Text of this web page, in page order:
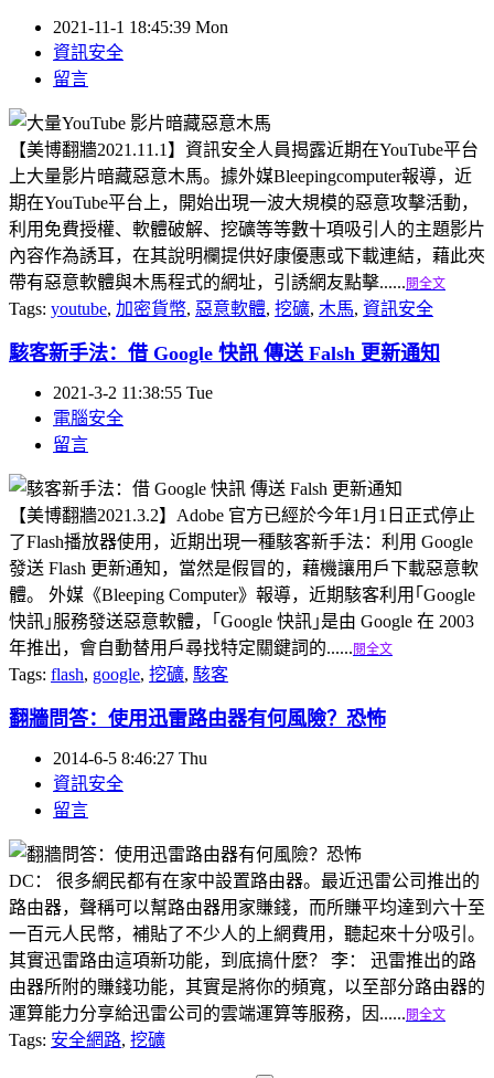
2021-11-1 18:45:39 Mon
資訊安全
留言
【美博翻牆2021.11.1】資訊安全人員揭露近期在YouTube平台
上大量影片暗藏惡意木馬。據外媒Bleepingcomputer報導，近
期在YouTube平台上，開始出現一波大規模的惡意攻擊活動，
利用免費授權、軟體破解、挖礦等等數十項吸引人的主題影片
內容作為誘耳，在其說明欄提供好康優惠或下載連結，藉此夾
帶有惡意軟體與木馬程式的網址，引誘網友點擊...... 閱全文
Tags: youtube, 加密貨幣, 惡意軟體, 挖礦, 木馬, 資訊安全
駭客新手法：借 Google 快訊 傳送 Falsh 更新通知
2021-3-2 11:38:55 Tue
電腦安全
留言
【美博翻牆2021.3.2】Adobe 官方已經於今年1月1日正式停止
了Flash播放器使用，近期出現一種駭客新手法：利用 Google
發送 Flash 更新通知，當然是假冒的，藉機讓用戶下載惡意軟
體。 外媒《Bleeping Computer》報導，近期駭客利用｢Google
快訊｣服務發送惡意軟體，｢Google 快訊｣是由 Google 在 2003
年推出，會自動替用戶尋找特定關鍵詞的...... 閱全文
Tags: flash, google, 挖礦, 駭客
翻牆問答：使用迅雷路由器有何風險？恐怖
2014-6-5 8:46:27 Thu
資訊安全
留言
DC： 很多網民都有在家中設置路由器。最近迅雷公司推出的
路由器，聲稱可以幫路由器用家賺錢，而所賺平均達到六十至
一百元人民幣，補貼了不少人的上網費用，聽起來十分吸引。
其實迅雷路由這項新功能，到底搞什麼？ 李： 迅雷推出的路
由器所附的賺錢功能，其實是將你的頻寬，以至部分路由器的
運算能力分享給迅雷公司的雲端運算等服務，因...... 閱全文
Tags: 安全網路, 挖礦